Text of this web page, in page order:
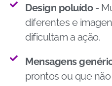
Design poluído-
diferentes e
dificultam a ação.
Mensagens
prontos ou que